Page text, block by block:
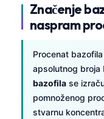
Značenje
naspram
Procenat
apsolutnog broja
bazofila se
pomnoženog
stvarnu